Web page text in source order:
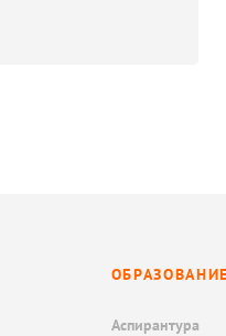
ОБРАЗОВАНИЕ
Аспирантура